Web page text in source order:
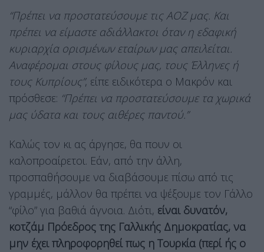
“Πρέπει να προστατεύσουμε τις ΑΟΖ μας. Και
πρέπει να είμαστε αδιάλλακτοι όταν η εδαφική
κυριαρχία ορισμένων εταίρων μας απειλείται.
Αναφέρομαι στους φίλους μας, τους Έλληνες ή
τους Κυπρίους”, είπε ειδικότερα ο Μακρόν και
πρόσθεσε: “Πρέπει να προστατεύσουμε τα χωρικά
μας ύδατα και τους αιθέρες παντού.”
Καλώς τον κι ας άργησε, θα πουν οι
καλοπροαίρετοι. Εάν, από την άλλη,
προσπαθήσουμε να διαβάσουμε πίσω από τις
γραμμές, μάλλον θα πρέπει να ψέξουμε τον Γάλλο
“φίλο” για βαθιά άγνοια. Διότι, είναι δυνατόν,
κοτζάμ Πρόεδρος της Γαλλικής Δημοκρατίας, να
μην έχει πληροφορηθεί πως η Τουρκία (περί ής ο